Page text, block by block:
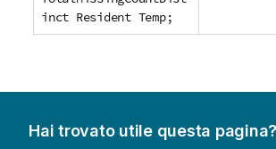
inct Resident Temp;
Hai trovato utile questa pagina?